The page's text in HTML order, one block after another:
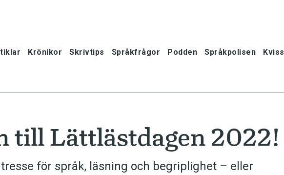
Krönikor Skrivtips Språkfrågor Podden Språkpolisen Kviss
till Lättlästdagen 2022!
för språk, ­läsning och begriplighet – eller